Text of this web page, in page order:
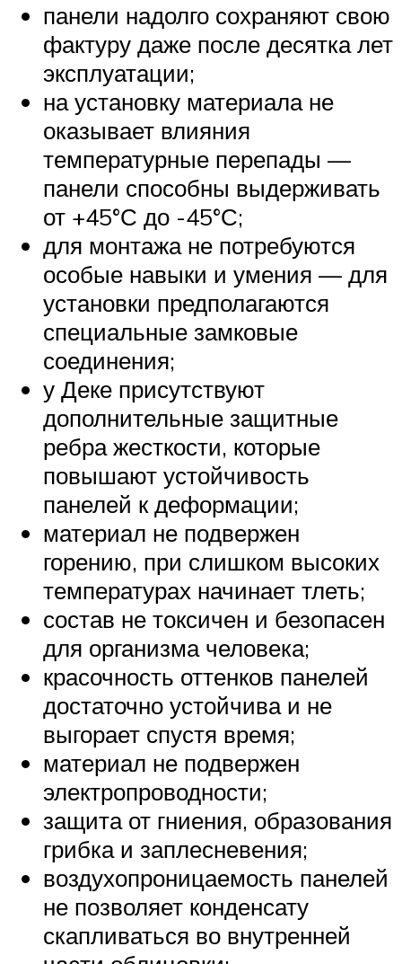
панели надолго сохраняют свою
фактуру даже после десятка лет
эксплуатации;
на установку материала не
оказывает влияния
температурные перепады —
панели способны выдерживать
от +45°С до -45°С;
для монтажа не потребуются
особые навыки и умения — для
установки предполагаются
специальные замковые
соединения;
у Деке присутствуют
дополнительные защитные
ребра жесткости, которые
повышают устойчивость
панелей к деформации;
материал не подвержен
горению, при слишком высоких
температурах начинает тлеть;
состав не токсичен и безопасен
для организма человека;
красочность оттенков панелей
достаточно устойчива и не
выгорает спустя время;
материал не подвержен
электропроводности;
защита от гниения, образования
грибка и заплесневения;
воздухопроницаемость панелей
не позволяет конденсату
скапливаться во внутренней